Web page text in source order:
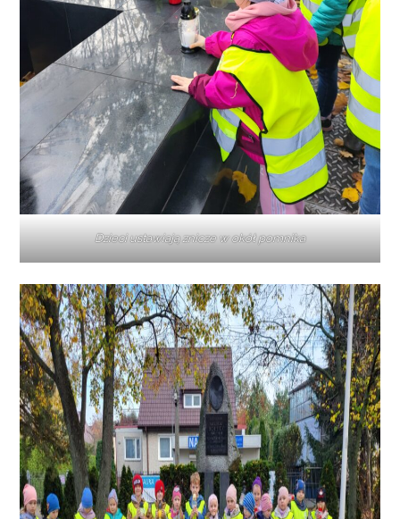
Dzieci ustawiają znicze w okół pomnika